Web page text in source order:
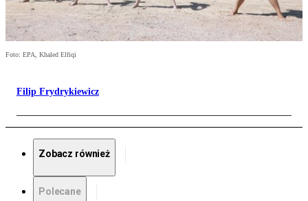
Foto: EPA, Khaled Elfiqi
Filip Frydrykiewicz
Zobacz również
Polecane